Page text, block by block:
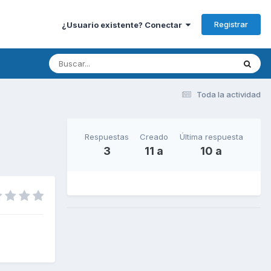
¿Usuario existente? Conectar Registrar
Toda la actividad
Respuestas
3
Creado
11 a
Última respuesta
10 a